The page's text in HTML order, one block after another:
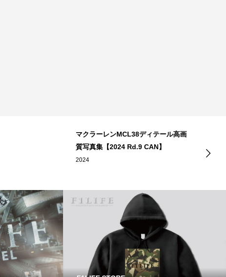
マクラーレンMCL38ディテール高画
質写真集【2024 Rd.9 CAN】
2024